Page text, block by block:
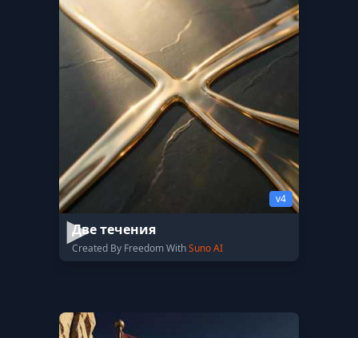
v4
Две течения
Created By Freedom WithSuno AI